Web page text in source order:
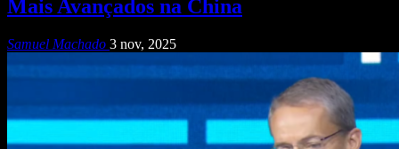
Mais Avançados na China
Samuel Machado 3 nov, 2025